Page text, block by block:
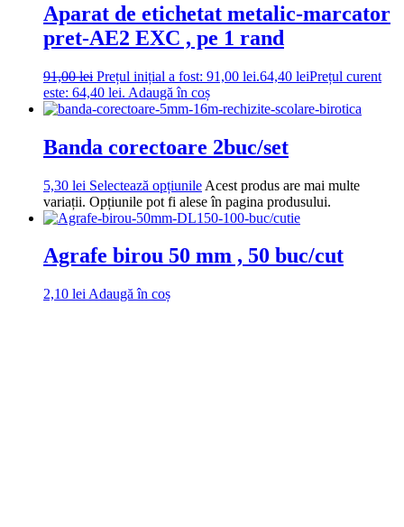
Aparat de etichetat metalic-marcator
pret-AE2 EXC , pe 1 rand
91,00lei Prețul inițial a fost: 91,00 lei.64,40 leiPrețul curent
este: 64,40 lei. Adaugă în coș
Banda corectoare 2buc/set
5,30 lei Selectează opțiunile Acest produs are mai multe
variații. Opțiunile pot fi alese în pagina produsului.
Agrafe birou 50 mm , 50 buc/cut
2,10 lei Adaugă în coș